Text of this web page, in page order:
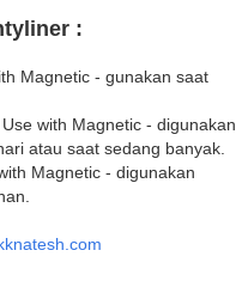
:
Magnetic - gunakan saat
with Magnetic - digunakan
atau saat sedang banyak.
Magnetic - digunakan